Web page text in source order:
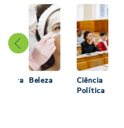
Beleza Ciência
Política